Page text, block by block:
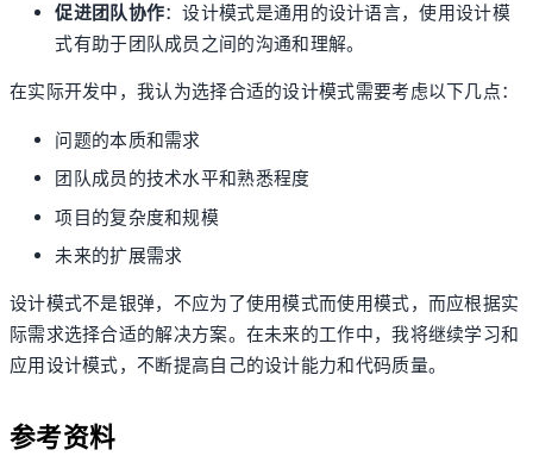
促进团队协作：设计模式是通用的设计语言，使用设计模
式有助于团队成员之间的沟通和理解。
在实际开发中，我认为选择合适的设计模式需要考虑以下几点：
问题的本质和需求
团队成员的技术水平和熟悉程度
项目的复杂度和规模
未来的扩展需求
设计模式不是银弹，不应为了使用模式而使用模式，而应根据实
际需求选择合适的解决方案。在未来的工作中，我将继续学习和
应用设计模式，不断提高自己的设计能力和代码质量。
参考资料